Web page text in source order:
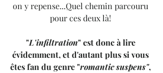
on y repense...Quel chemin parcouru
pour ces deux là!
"L'infiltration" est donc à lire
évidemment, et d'autant plus si vous
êtes fan du genre "romantic suspens",